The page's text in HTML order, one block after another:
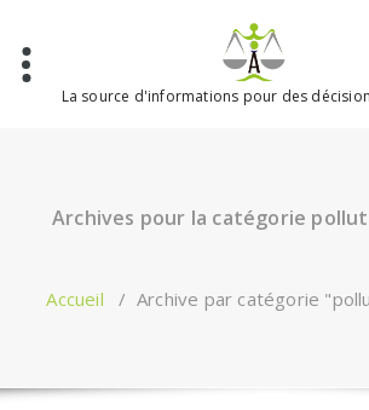
contenu
La source d'informations pour des
Archives pour la catégorie
Accueil /Archive par catégorie